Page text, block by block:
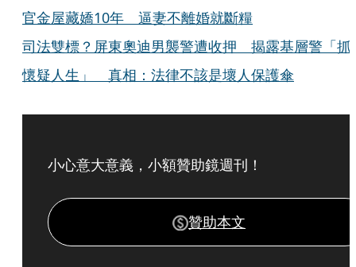
官金屋藏嬌10年 逼妻不離婚就斷糧
司法雙標？屏東奧迪男襲警遭收押 揭露基層警「抓
懷疑人生」 真相：法律不該是壞人保護傘
小心意大意義，小額贊助鏡週刊！
贊助本文